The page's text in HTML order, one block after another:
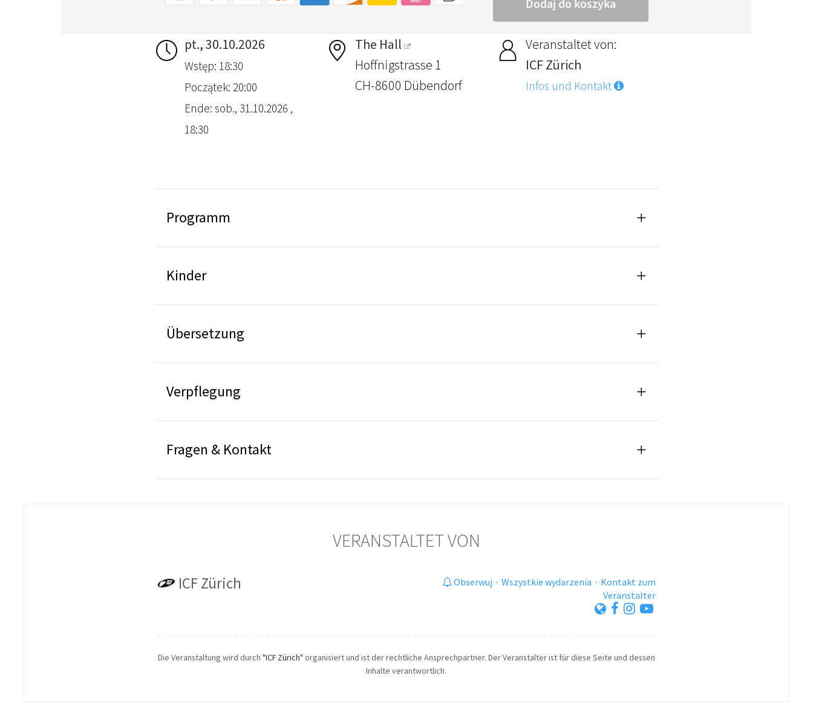
pt., 30.10.2026
Wstęp: 18:30
Początek: 20:00
Ende: sob., 31.10.2026 ,
18:30
The Hall
Hoffnigstrasse 1
CH-8600 Dübendorf
Veranstaltet von:
ICF Zürich
Infos und Kontakt
Programm
Kinder
Übersetzung
Verpflegung
Fragen & Kontakt
VERANSTALTET VON
ICF Zürich Obserwuj · Wszystkie wydarzenia · Kontakt zum
Veranstalter
Die Veranstaltung wird durch "ICF Zürich" organisiert und ist der rechtliche Ansprechpartner. Der Veranstalter ist für diese Seite und dessen
Inhalte verantwortlich.